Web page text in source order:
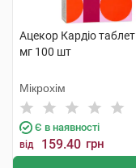
Ацекор Кардіо
мг 100 шт
Мікрохім
Є в наявності
від 159.40 грн